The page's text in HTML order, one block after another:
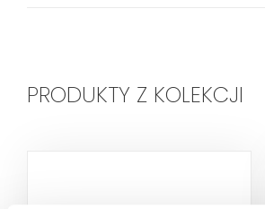
PRODUKTY Z KOLEKCJI